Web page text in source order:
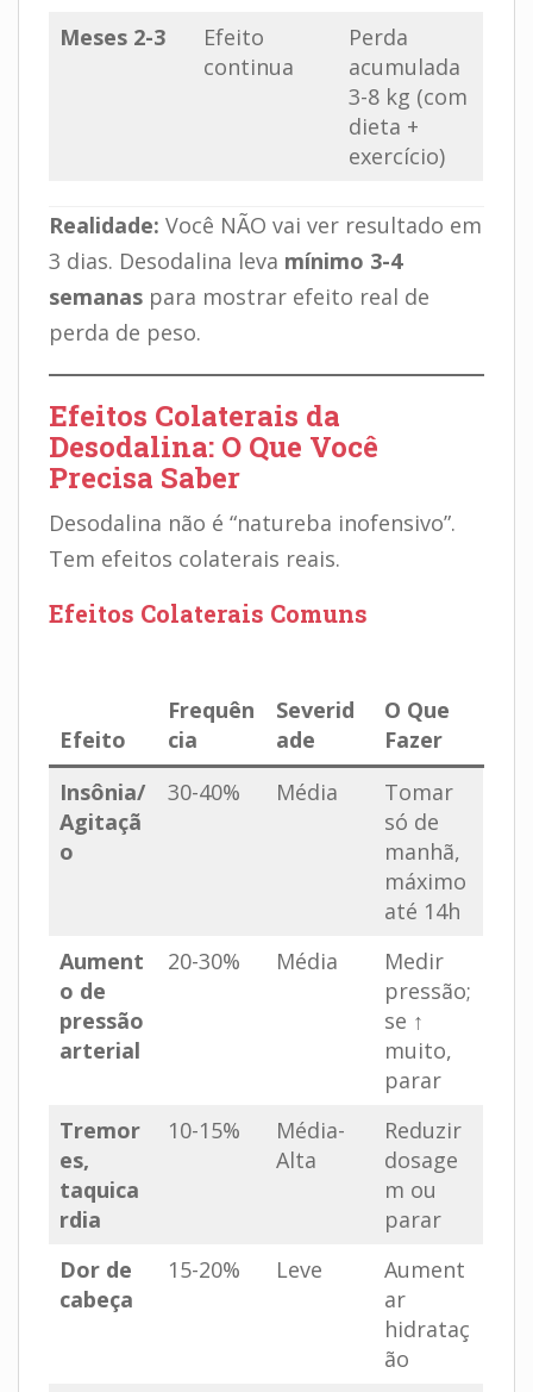
Meses 2-3
Efeito
continua
Perda
acumulada
3-8 kg (com
dieta +
exercício)
Realidade: Você NÃO vai ver resultado em
3 dias. Desodalina leva mínimo 3-4
semanas para mostrar efeito real de
perda de peso.
Efeitos Colaterais da
Desodalina: O Que Você
Precisa Saber
Desodalina não é “natureba inofensivo”.
Tem efeitos colaterais reais.
Efeitos Colaterais Comuns
Efeito
Frequên
cia
Severid
ade
O Que
Fazer
Insônia/
Agitaçã
o
30-40% Média
Tomar
só de
manhã,
máximo
até 14h
Aument
o de
pressão
arterial
20-30% Média
Medir
pressão;
se ↑
muito,
parar
Tremor
es,
taquica
rdia
10-15%
Média-
Alta
Reduzir
dosage
m ou
parar
Dor de
cabeça
15-20% Leve
Aument
ar
hidrataç
ão